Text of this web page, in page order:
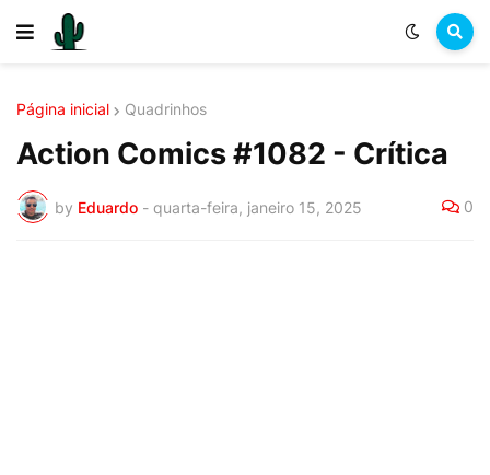
Página inicial Quadrinhos
Action Comics #1082 - Crítica
by Eduardo - quarta-feira, janeiro 15, 2025 0